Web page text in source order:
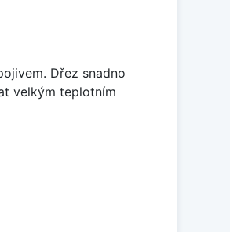
Dřez snadno
velkým teplotním